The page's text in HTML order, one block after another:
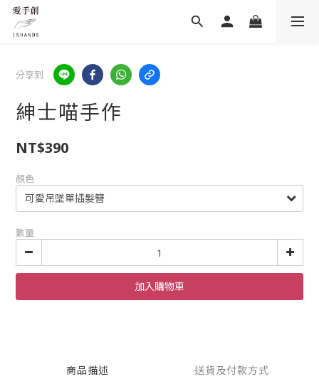
分享到
紳士喵手作
NT$390
顏色
數量
加入購物車
商品描述 送貨及付款方式